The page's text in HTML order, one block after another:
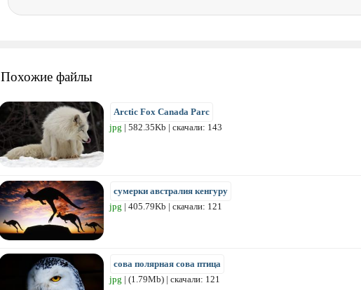
Похожие файлы
Arctic Fox Canada Parc
jpg | 582.35Kb | скачали: 143
сумерки австралия кенгуру
jpg | 405.79Kb | скачали: 121
сова полярная сова птица
jpg | (1.79Mb) | скачали: 121